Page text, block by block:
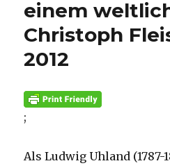
einem
Christoph
2012
;
Als Ludwig Uhland (1787-